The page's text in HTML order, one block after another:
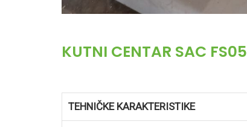
KUTNI CENTAR SAC FS05
TEHNIČKE KARAKTERISTIKE